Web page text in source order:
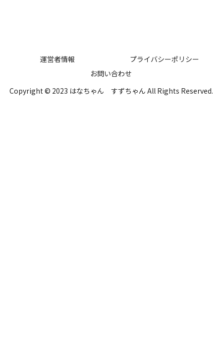
運営者情報
プライバシーポリシー
お問い合わせ
Copyright © 2023 はなちゃん すずちゃん All Rights Reserved.